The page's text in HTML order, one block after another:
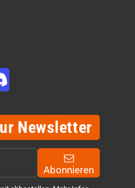
Newsletter
Abonnieren